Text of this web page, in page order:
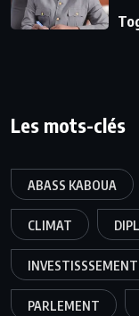
Les mots-clés
ABASS KABOUA
CLIMAT
INVESTISSSEMENT
PARLEMENT